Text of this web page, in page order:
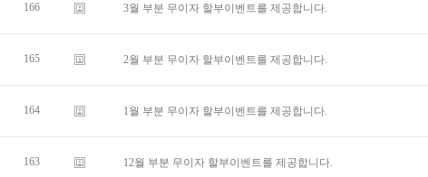
166 3월 부분 무이자 할부이벤트를 제공합니다.
165 2월 부분 무이자 할부이벤트를 제공합니다.
164 1월 부분 무이자 할부이벤트를 제공합니다.
163 12월 부분 무이자 할부이벤트를 제공합니다.